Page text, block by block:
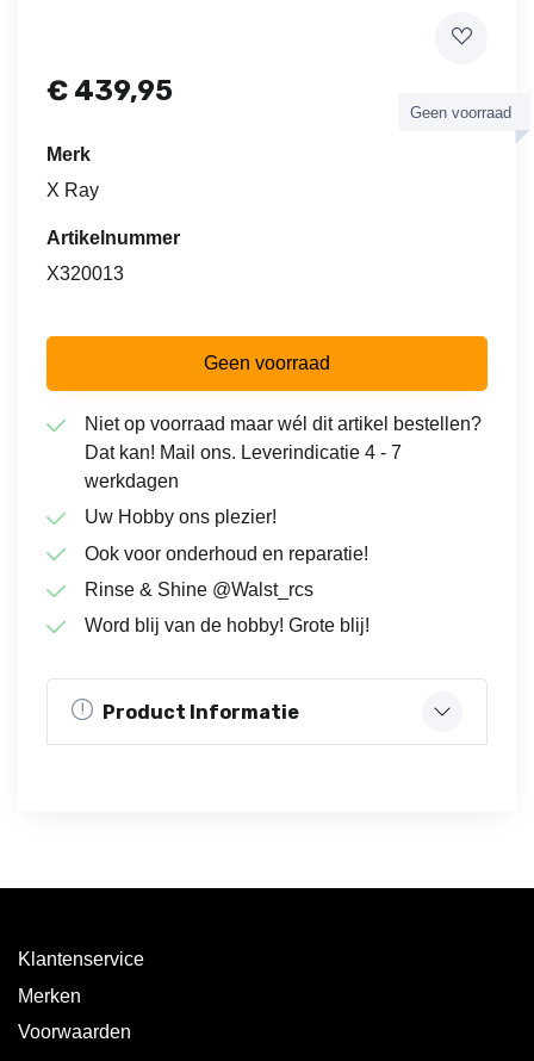
€ 439,95
Geen voorraad
Merk
X Ray
Artikelnummer
X320013
Geen voorraad
Niet op voorraad maar wél dit artikel bestellen?
Dat kan! Mail ons. Leverindicatie 4 - 7
werkdagen
Uw Hobby ons plezier!
Ook voor onderhoud en reparatie!
Rinse & Shine @Walst_rcs
Word blij van de hobby! Grote blij!
Product Informatie
Klantenservice
Merken
Voorwaarden